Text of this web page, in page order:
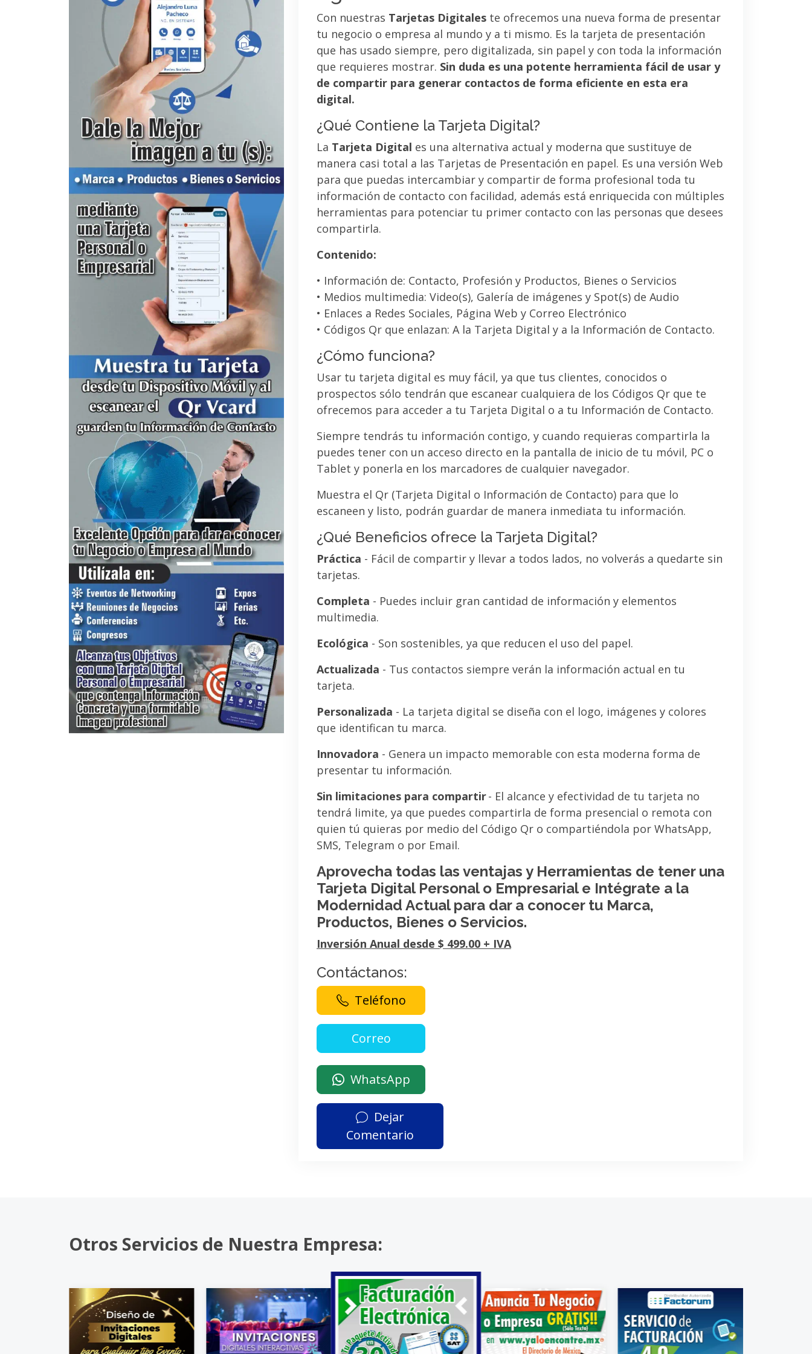
Con nuestras Tarjetas Digitales te ofrecemos una nueva forma de presentar
tu negocio o empresa al mundo y a ti mismo. Es la tarjeta de presentación
que has usado siempre, pero digitalizada, sin papel y con toda la información
que requieres mostrar. Sin duda es una potente herramienta fácil de usar y
de compartir para generar contactos de forma eficiente en esta era
digital.
¿Qué Contiene la Tarjeta Digital?
La Tarjeta Digital es una alternativa actual y moderna que sustituye de
manera casi total a las Tarjetas de Presentación en papel. Es una versión Web
para que puedas intercambiar y compartir de forma profesional toda tu
información de contacto con facilidad, además está enriquecida con múltiples
herramientas para potenciar tu primer contacto con las personas que desees
compartirla.
Contenido:
• Información de: Contacto, Profesión y Productos, Bienes o Servicios
• Medios multimedia: Video(s), Galería de imágenes y Spot(s) de Audio
• Enlaces a Redes Sociales, Página Web y Correo Electrónico
• Códigos Qr que enlazan: A la Tarjeta Digital y a la Información de Contacto.
¿Cómo funciona?
Usar tu tarjeta digital es muy fácil, ya que tus clientes, conocidos o
prospectos sólo tendrán que escanear cualquiera de los Códigos Qr que te
ofrecemos para acceder a tu Tarjeta Digital o a tu Información de Contacto.
Siempre tendrás tu información contigo, y cuando requieras compartirla la
puedes tener con un acceso directo en la pantalla de inicio de tu móvil, PC o
Tablet y ponerla en los marcadores de cualquier navegador.
Muestra el Qr (Tarjeta Digital o Información de Contacto) para que lo
escaneen y listo, podrán guardar de manera inmediata tu información.
¿Qué Beneficios ofrece la Tarjeta Digital?
Práctica - Fácil de compartir y llevar a todos lados, no volverás a quedarte sin
tarjetas.
Completa - Puedes incluir gran cantidad de información y elementos
multimedia.
Ecológica - Son sostenibles, ya que reducen el uso del papel.
Actualizada - Tus contactos siempre verán la información actual en tu
tarjeta.
Personalizada - La tarjeta digital se diseña con el logo, imágenes y colores
que identifican tu marca.
Innovadora - Genera un impacto memorable con esta moderna forma de
presentar tu información.
Sin limitaciones para compartir- El alcance y efectividad de tu tarjeta no
tendrá limite, ya que puedes compartirla de forma presencial o remota con
quien tú quieras por medio del Código Qr o compartiéndola por WhatsApp,
SMS, Telegram o por Email.
Aprovecha todas las ventajas y Herramientas de tener una
Tarjeta Digital Personal o Empresarial e Intégrate a la
Modernidad Actual para dar a conocer tu Marca,
Productos, Bienes o Servicios.
Inversión Anual desde $ 499.00 + IVA
Contáctanos:
Teléfono
WhatsApp
Dejar
Comentario
Otros Servicios de Nuestra Empresa: